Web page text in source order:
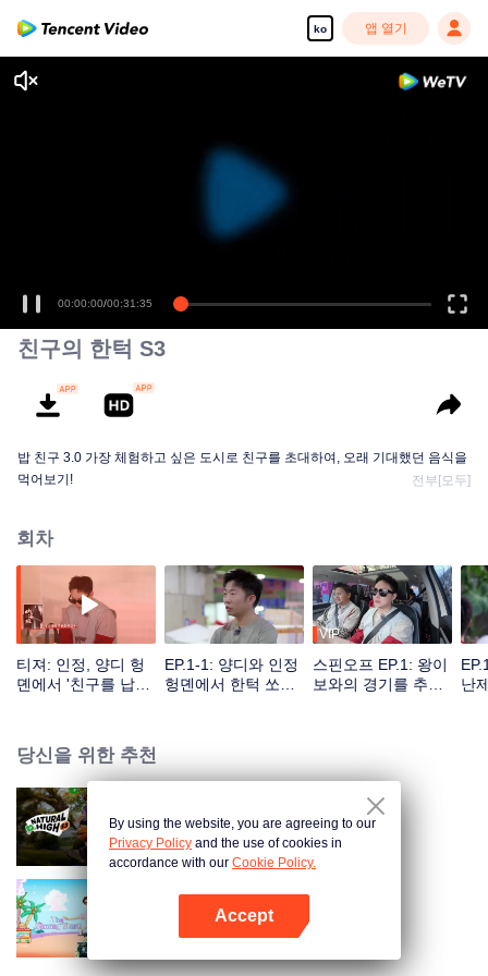
ko 앱 열기
00:00:00/00:31:35
친구의 한턱 S3
밥 친구 3.0 가장 체험하고 싶은 도시로 친구를 초대하여, 오래 기대했던 음식을
먹어보기!
전부[모두]
회차
티져: 인정, 양디 헝
뎬에서 '친구를 납
EP.1-1: 양디와 인정
헝뎬에서 한턱 쏘기,
VIP
스핀오프 EP.1: 왕이
보와의 경기를 추억
난
당신을 위한 추천
출발하자 S3
빛나는 별들
By using the website, you are agreeing to our
Privacy Policy and the use of cookies in
accordance with our Cookie Policy.
Accept